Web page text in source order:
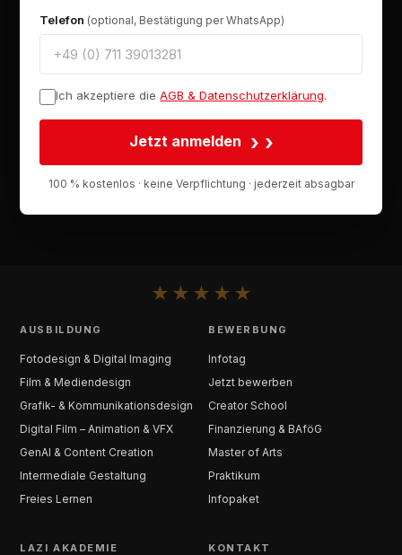
Telefon (optional, Bestätigung per WhatsApp)
Ich akzeptiere die AGB & Datenschutzerklärung.
Jetzt anmelden ›
100 % kostenlos · keine Verpflichtung · jederzeit absagbar
★ ★ ★ ★ ★
AUSBILDUNG
Fotodesign & Digital Imaging
Film & Mediendesign
Grafik- & Kommunikationsdesign
Digital Film – Animation & VFX
GenAI & Content Creation
Intermediale Gestaltung
Freies Lernen
BEWERBUNG
Infotag
Jetzt bewerben
Creator School
Finanzierung & BAföG
Master of Arts
Praktikum
Infopaket
LAZI AKADEMIE KONTAKT